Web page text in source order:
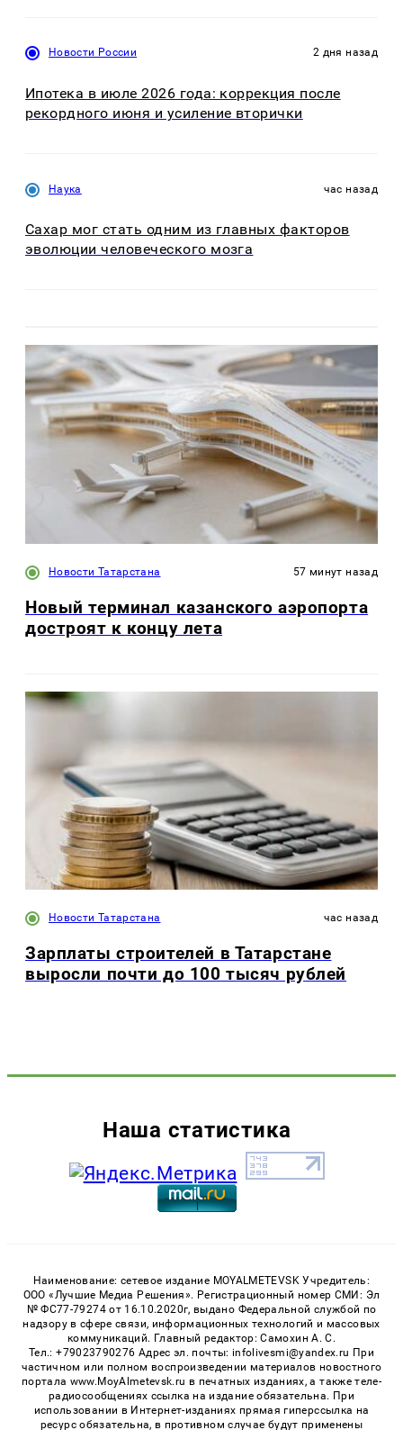
Новости России 2 дня назад
Ипотека в июле 2026 года: коррекция после
рекордного июня и усиление вторички
Наука час назад
Сахар мог стать одним из главных факторов
эволюции человеческого мозга
Новости Татарстана 57 минут назад
Новый терминал казанского аэропорта
достроят к концу лета
Новости Татарстана час назад
Зарплаты строителей в Татарстане
выросли почти до 100 тысяч рублей
Наша статистика
Наименование: сетевое издание MOYALMETEVSK Учредитель:
ООО «Лучшие Медиа Решения». Регистрационный номер СМИ: Эл
№ ФС77-79274 от 16.10.2020г, выдано Федеральной службой по
надзору в сфере связи, информационных технологий и массовых
коммуникаций. Главный редактор: Самохин А. С.
Тел.: +79023790276 Адрес эл. почты: infolivesmi@yandex.ru При
частичном или полном воспроизведении материалов новостного
портала www.MoyAlmetevsk.ru в печатных изданиях, а также теле-
радиосообщениях ссылка на издание обязательна. При
использовании в Интернет-изданиях прямая гиперссылка на
ресурс обязательна, в противном случае будут применены